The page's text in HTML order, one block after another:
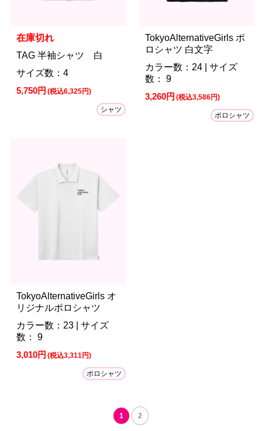
在庫切れ
TAG 半袖シャツ 白
サイズ数：4
5,750円 (税込6,325円)
シャツ
TokyoAlternativeGirls ポ
ロシャツ 白文字
カラー数：24 | サイズ
数： 9
3,260円 (税込3,586円)
ポロシャツ
TokyoAlternativeGirls オ
リジナルポロシャツ
カラー数：23 | サイズ
数： 9
3,010円 (税込3,311円)
ポロシャツ
1 2